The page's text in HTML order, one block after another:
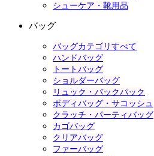
シューケア・靴用品
バッグ
バッグカテゴリすべて
ハンドバッグ
トートバッグ
ショルダーバッグ
リュック・バックパック
ボディバッグ・サコッシュ
クラッチ・パーティバッグ
カゴバッグ
クリアバッグ
ファーバッグ